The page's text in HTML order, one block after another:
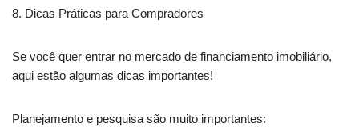
8. Dicas Práticas para Compradores
Se você quer entrar no mercado de financiamento imobiliário,
aqui estão algumas dicas importantes!
Planejamento e pesquisa são muito importantes: